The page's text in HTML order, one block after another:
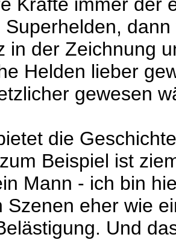
Superhelden,
in der Zeichnung
Helden lieber
gewesen
die
Beispiel ist
Mann - ich bin
Szenen eher wie
Und